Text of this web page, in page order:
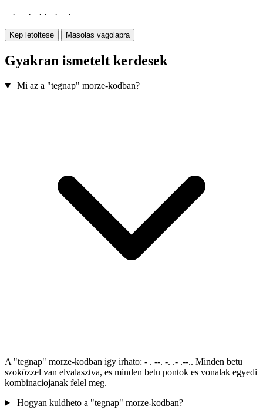
− · −−· −· ·− ·−−·
Kep letoltese Masolas vagolapra
Gyakran ismetelt kerdesek
Mi az a "tegnap" morze-kodban?
A "tegnap" morze-kodban igy irhato: - . --. -. .- .--.. Minden betu
szoközzel van elvalasztva, es minden betu pontok es vonalak egyedi
kombinaciojanak felel meg.
Hogyan kuldheto a "tegnap" morze-kodban?